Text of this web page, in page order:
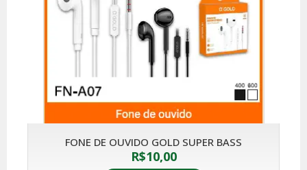
FONE DE OUVIDO GOLD SUPER BASS
R$10,00